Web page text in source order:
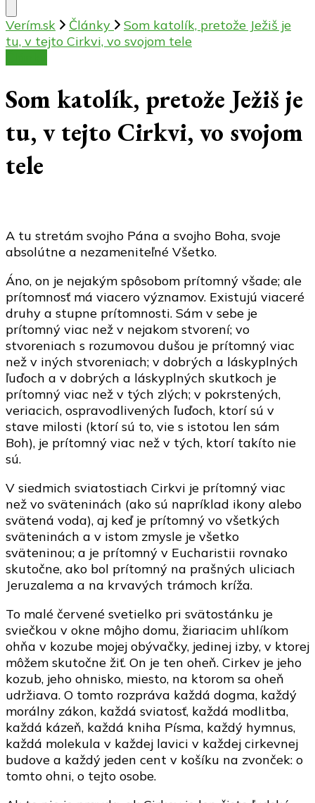
Verím.sk Články
Som katolík, pretože Ježiš je
tu, v tejto Cirkvi, vo svojom tele
Som katolík, pretože Ježiš je
tu, v tejto Cirkvi, vo svojom
tele
A tu stretám svojho Pána a svojho Boha, svoje
absolútne a nezameniteľné Všetko.
Áno, on je nejakým spôsobom prítomný všade; ale
prítomnosť má viacero významov. Existujú viaceré
druhy a stupne prítomnosti. Sám v sebe je
prítomný viac než v nejakom stvorení; vo
stvoreniach s rozumovou dušou je prítomný viac
než v iných stvoreniach; v dobrých a láskyplných
ľuďoch a v dobrých a láskyplných skutkoch je
prítomný viac než v tých zlých; v pokrstených,
veriacich, ospravodlivených ľuďoch, ktorí sú v
stave milosti (ktorí sú to, vie s istotou len sám
Boh), je prítomný viac než v tých, ktorí takíto nie
sú.
V siedmich sviatostiach Cirkvi je prítomný viac
než vo sväteninách (ako sú napríklad ikony alebo
svätená voda), aj keď je prítomný vo všetkých
sväteninách a v istom zmysle je všetko
sväteninou; a je prítomný v Eucharistii rovnako
skutočne, ako bol prítomný na prašných uliciach
Jeruzalema a na krvavých trámoch kríža.
To malé červené svetielko pri svätostánku je
sviečkou v okne môjho domu, žiariacim uhlíkom
ohňa v kozube mojej obývačky, jedinej izby, v ktorej
môžem skutočne žiť. On je ten oheň. Cirkev je jeho
kozub, jeho ohnisko, miesto, na ktorom sa oheň
udržiava. O tomto rozpráva každá dogma, každý
morálny zákon, každá sviatosť, každá modlitba,
každá kázeň, každá kniha Písma, každý hymnus,
každá molekula v každej lavici v každej cirkevnej
budove a každý jeden cent v košíku na zvonček: o
tomto ohni, o tejto osobe.